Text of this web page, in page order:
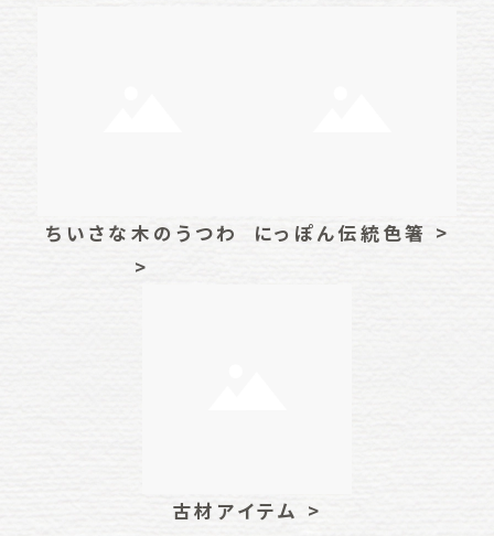
ちいさな木のうつわ
>
にっぽん伝統色箸 >
古材アイテム >